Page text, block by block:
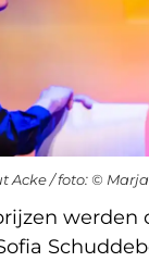
Acke / foto: ©